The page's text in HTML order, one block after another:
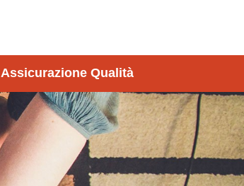
Assicurazione Qualità